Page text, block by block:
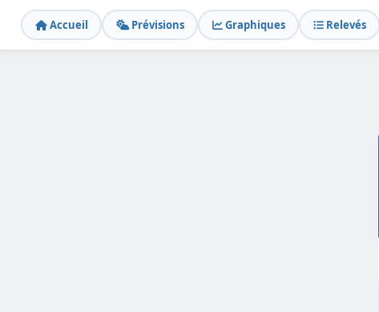
Accueil Prévisions Graphiques Relevés